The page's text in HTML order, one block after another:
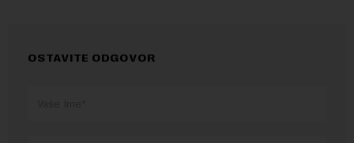
OSTAVITE ODGOVOR